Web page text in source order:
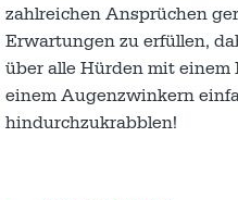
zahlreichen Ansprüchen
Erwartungen zu erfüllen,
über alle Hürden mit
einem Augenzwinkern
hindurchzukrabblen!